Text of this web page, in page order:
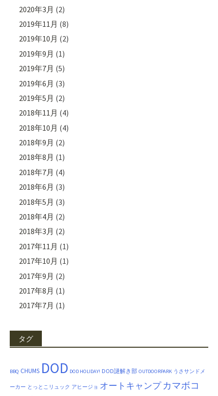
2020年3月 (2)
2019年11月 (8)
2019年10月 (2)
2019年9月 (1)
2019年7月 (5)
2019年6月 (3)
2019年5月 (2)
2018年11月 (4)
2018年10月 (4)
2018年9月 (2)
2018年8月 (1)
2018年7月 (4)
2018年6月 (3)
2018年5月 (3)
2018年4月 (2)
2018年3月 (2)
2017年11月 (1)
2017年10月 (1)
2017年9月 (2)
2017年8月 (1)
2017年7月 (1)
タグ
BBQ CHUMS DOD DOD HOLIDAY! DOD謎解き部 OUTDOORPARK うさサンドメ
ーカー とっとこリュック アヒージョ オートキャンプ カマボコ